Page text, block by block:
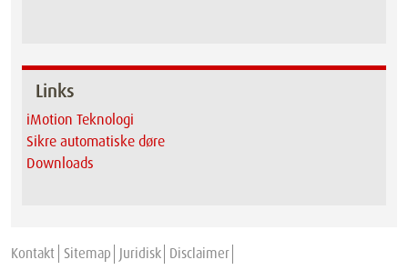
Links
iMotion Teknologi
Sikre automatiske døre
Downloads
Kontakt Sitemap Juridisk Disclaimer